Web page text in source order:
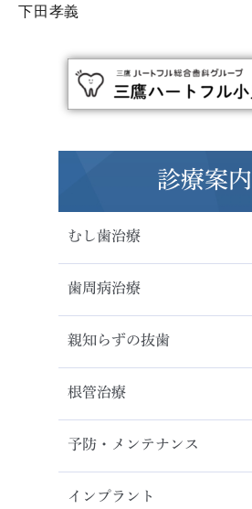
下田孝義
診療案内
むし歯治療
歯周病治療
親知らずの抜歯
根管治療
予防・メンテナンス
インプラント